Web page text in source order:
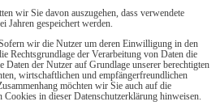
wir Sie davon auszugehen, dass verwendete
Jahren gespeichert werden.
wir die Nutzer um deren Einwilligung in den
Rechtsgrundlage der Verarbeitung von Daten die
der Nutzer auf Grundlage unserer berechtigten
wirtschaftlichen und empfängerfreundlichen
möchten wir Sie auch auf die
in dieser Datenschutzerklärung hinweisen.